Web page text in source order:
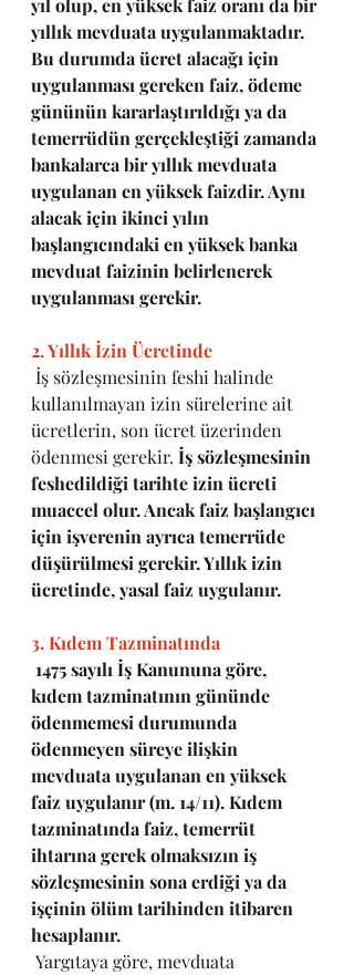
yıl olup, en yüksek faiz oranı da bir
yıllık mevduata uygulanmaktadır.
Bu durumda ücret alacağı için
uygulanması gereken faiz, ödeme
gününün kararlaştırıldığı ya da
temerrüdün gerçekleştiği zamanda
bankalarca bir yıllık mevduata
uygulanan en yüksek faizdir. Aynı
alacak için ikinci yılın
başlangıcındaki en yüksek banka
mevduat faizinin belirlenerek
uygulanması gerekir.
2. Yıllık İzin Ücretinde
kullanılmayan izin sürelerine ait
ücretlerin, son ücret üzerinden
ödenmesi gerekir. İş sözleşmesinin
feshedildiği tarihte izin ücreti
muaccel olur. Ancak faiz başlangıcı
için işverenin ayrıca temerrüde
düşürülmesi gerekir. Yıllık izin
ücretinde, yasal faiz uygulanır.
3. Kıdem Tazminatında
1475 sayılı İş Kanununa göre,
kıdem tazminatının gününde
ödenmemesi durumunda
ödenmeyen süreye ilişkin
mevduata uygulanan en yüksek
faiz uygulanır (m. 14/11). Kıdem
tazminatında faiz, temerrüt
ihtarına gerek olmaksızın iş
sözleşmesinin sona erdiği ya da
işçinin ölüm tarihinden itibaren
hesaplanır.